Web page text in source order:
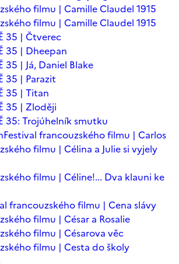
filmu | Camille Claudel 1915
filmu | Camille Claudel 1915
35 | Čtverec
35 | Dheepan
35 | Já, Daniel Blake
35 | Parazit
35 | Titan
35 | Zloději
35: Trojúhelník smutku
Festival francouzského filmu | Carlos
filmu | Célina a Julie si vyjely
filmu | Céline!... Dva klauni ke
francouzského filmu | Cena slávy
filmu | César a Rosalie
filmu | Césarova věc
filmu | Cesta do školy